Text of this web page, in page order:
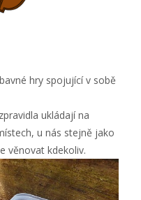
hry spojující v sobě
ukládají na
u nás stejně jako
věnovat kdekoliv.